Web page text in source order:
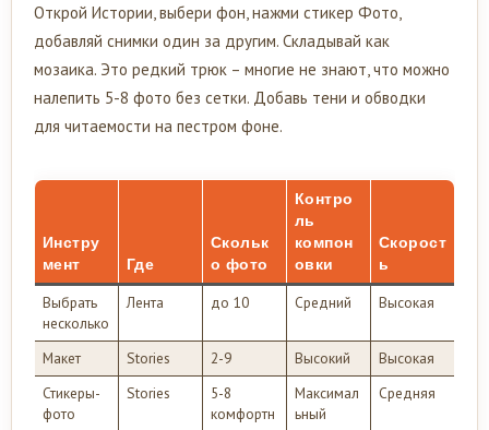
Открой Истории, выбери фон, нажми стикер Фото,
добавляй снимки один за другим. Складывай как
мозаика. Это редкий трюк – многие не знают, что можно
налепить 5-8 фото без сетки. Добавь тени и обводки
для читаемости на пестром фоне.
Инстру
мент
Где
Скольк
о фото
Контро
ль
компон
овки
Скорост
ь
Выбрать
несколько
Лента до 10 Средний Высокая
Макет Stories 2-9 Высокий
Высокая
Стикеры-
фото
Stories
5-8
комфортн
Максимал
ьный
Средняя